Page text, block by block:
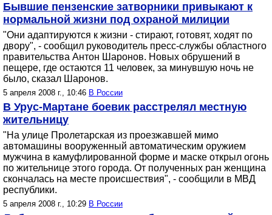
Бывшие пензенские затворники привыкают к
нормальной жизни под охраной милиции
"Они адаптируются к жизни - стирают, готовят, ходят по
двору", - сообщил руководитель пресс-службы областного
правительства Антон Шаронов. Новых обрушений в
пещере, где остаются 11 человек, за минувшую ночь не
было, сказал Шаронов.
5 апреля 2008 г., 10:46 В России
В Урус-Мартане боевик расстрелял местную
жительницу
"На улице Пролетарская из проезжавшей мимо
автомашины вооруженный автоматическим оружием
мужчина в камуфлированной форме и маске открыл огонь
по жительнице этого города. От полученных ран женщина
скончалась на месте происшествия", - сообщили в МВД
республики.
5 апреля 2008 г., 10:29 В России